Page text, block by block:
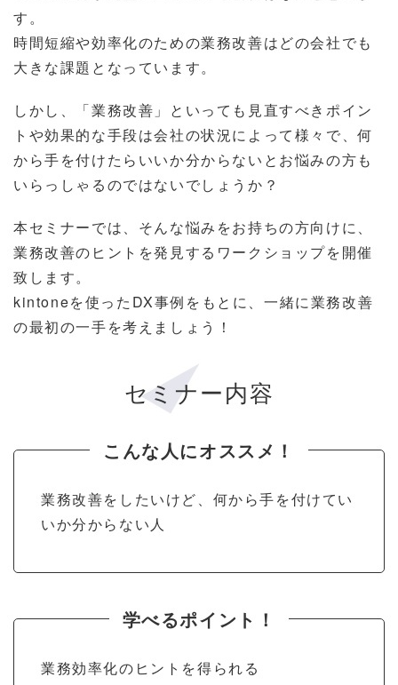
す。
時間短縮や効率化のための業務改善はどの会社でも
大きな課題となっています。
しかし、「業務改善」といっても見直すべきポイン
トや効果的な手段は会社の状況によって様々で、何
から手を付けたらいいか分からないとお悩みの方も
いらっしゃるのではないでしょうか？
本セミナーでは、そんな悩みをお持ちの方向けに、
業務改善のヒントを発見するワークショップを開催
致します。
kintoneを使ったDX事例をもとに、一緒に業務改善
の最初の一手を考えましょう！
セミナー内容
こんな人にオススメ！
業務改善をしたいけど、何から手を付けてい
いか分からない人
学べるポイント！
業務効率化のヒントを得られる